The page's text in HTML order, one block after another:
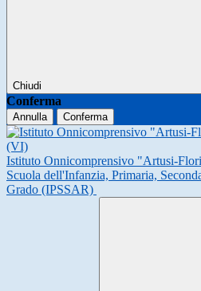
Chiudi
Conferma
Annulla Conferma
Istituto Onnicomprensivo "Artusi-
Scuola dell'Infanzia, Primaria,
Grado (IPSSAR)